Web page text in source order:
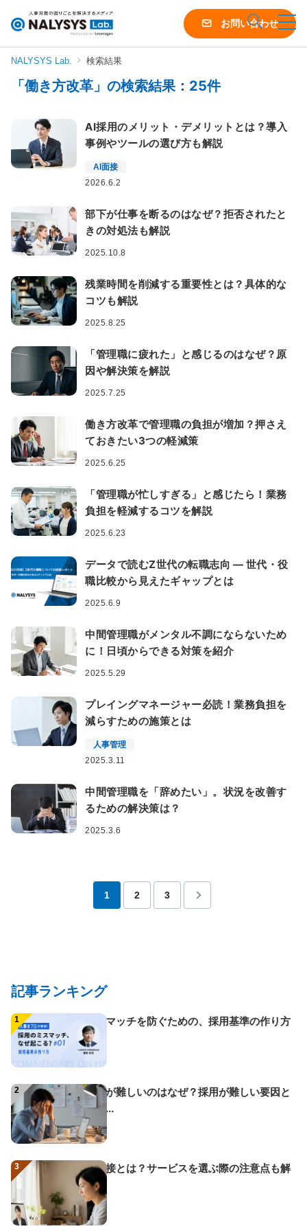
シ
ラ
ボ）
お問い合わせ
NALYSYS Lab. 検索結果
「働き方改革」の検索結果：25件
AI採用のメリット・デメリットとは？導入
事例やツールの選び方も解説
AI面接
2026.6.2
部下が仕事を断るのはなぜ？拒否されたと
きの対処法も解説
2025.10.8
残業時間を削減する重要性とは？具体的な
コツも解説
2025.8.25
「管理職に疲れた」と感じるのはなぜ？原
因や解決策を解説
2025.7.25
働き方改革で管理職の負担が増加？押さえ
ておきたい3つの軽減策
2025.6.25
「管理職が忙しすぎる」と感じたら！業務
負担を軽減するコツを解説
2025.6.23
データで読むZ世代の転職志向 ― 世代・役
職比較から見えたギャップとは
2025.6.9
中間管理職がメンタル不調にならないため
に！日頃からできる対策を紹介
2025.5.29
プレイングマネージャー必読！業務負担を
減らすための施策とは
人事管理
2025.3.11
中間管理職を「辞めたい」。状況を改善す
るための解決策は？
2025.3.6
ゲ
ー
シ
ョ
1 2 3
記事ランキング
1 ミスマッチを防ぐための、採用基準の作り方
2
採用が難しいのはなぜ？採用が難しい要因と
改善...
3
AI面接とは？サービスを選ぶ際の注意点も解
説